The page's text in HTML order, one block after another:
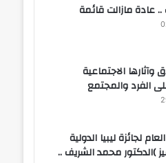
.. عادة مازالت قائمة
وآثارها الاجتماعية
الفرد والمجتمع
لجائزة ليبيا الدولية
)الدكتور محمد الشريف ..